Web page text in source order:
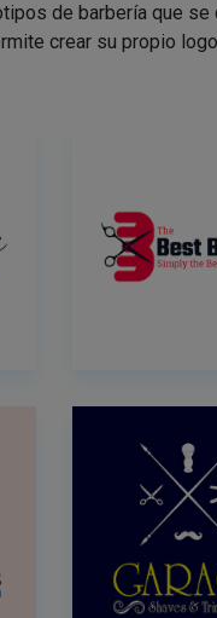
de barbería que se
crear su propio